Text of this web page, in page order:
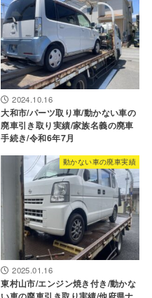
2024.10.16
大和市/パーツ取り車/動かない車の
廃車引き取り実績/家族名義の廃車
手続き/令和6年7月
動かない車の廃車実績
2025.01.16
東村山市/エンジン焼き付き/動かな